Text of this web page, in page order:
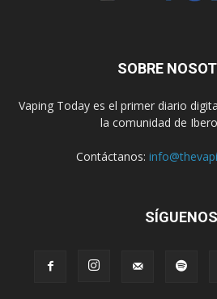
SOBRE
Vaping Today es el primer diario
la comunidad de
Contáctanos:
SÍGUENOS